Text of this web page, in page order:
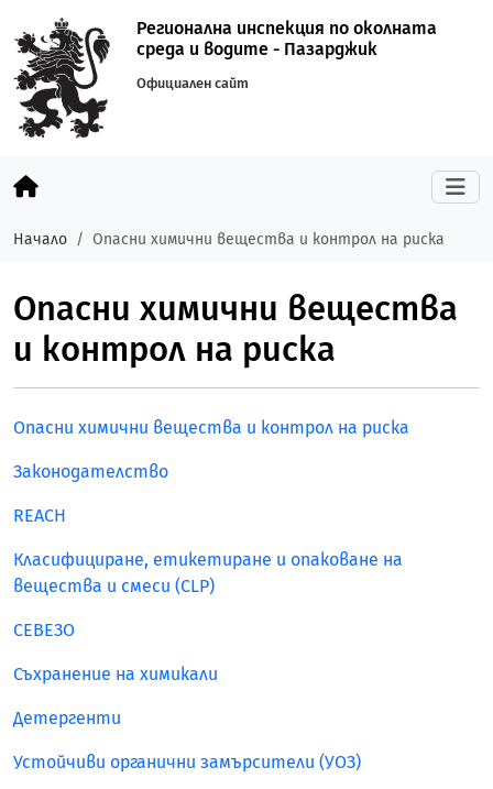
Регионална инспекция по околната
среда и водите - Пазарджик
Официален сайт
Начало Опасни химични вещества и контрол на риска
Опасни химични вещества
и контрол на риска
Опасни химични вещества и контрол на риска
Законодателство
REACH
Класифициране, етикетиране и опаковане на
вещества и смеси (CLP)
СЕВЕЗО
Съхранение на химикали
Детергенти
Устойчиви органични замърсители (УОЗ)